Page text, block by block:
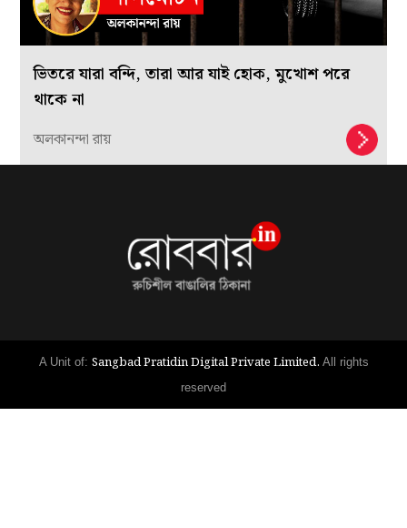
ভিতরে যারা বন্দি, তারা আর যাই হোক, মুখোশ পরে
থাকে না
অলকানন্দা রায়
A Unit of: Sangbad Pratidin Digital Private Limited. All rights
reserved